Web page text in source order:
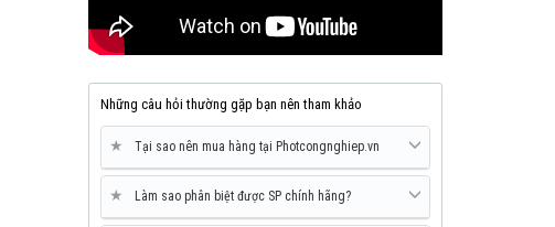
Những câu hỏi thường gặp bạn nên tham khảo
★ Tại sao nên mua hàng tại Photcongnghiep.vn
★ Làm sao phân biệt được SP chính hãng?